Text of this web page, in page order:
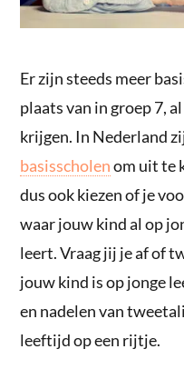
Er zijn steeds meer
plaats van in groep 7,
krijgen. In Nederland
basisscholenom uit te
dus ook kiezen of je
waar jouw kind al op
leert. Vraag jij je af of
jouw kind is op jonge
en nadelen van
leeftijd op een rijtje.